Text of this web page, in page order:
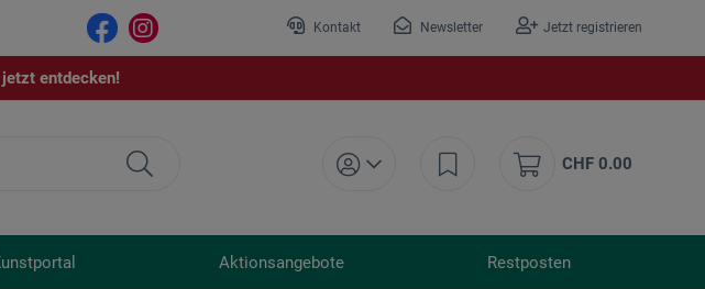
Kontakt Newsletter Jetzt registrieren
entdecken!
CHF 0.00
Aktionsangebote Restposten